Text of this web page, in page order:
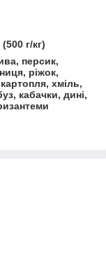
г/кг)
персик,
ріжок,
хміль,
кабачки, дині,